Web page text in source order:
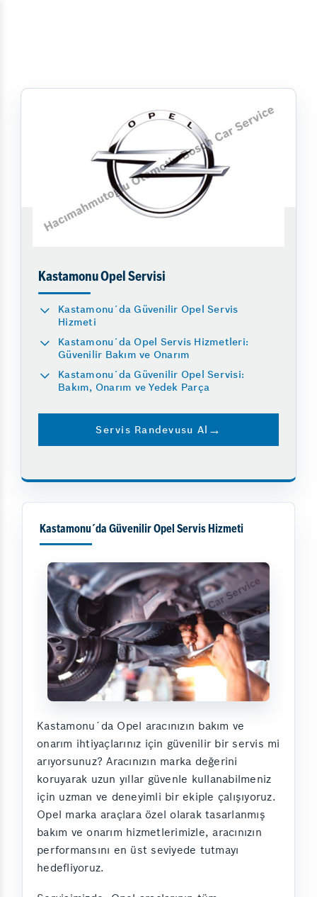
Kastamonu Opel Servisi
Kastamonu´da Güvenilir Opel Servis
Hizmeti
Kastamonu´da Opel Servis Hizmetleri:
Güvenilir Bakım ve Onarım
Kastamonu´da Güvenilir Opel Servisi:
Bakım, Onarım ve Yedek Parça
Servis Randevusu Al
Kastamonu´da Güvenilir Opel Servis Hizmeti
Kastamonu´da Opel aracınızın bakım ve
onarım ihtiyaçlarınız için güvenilir bir servis mi
arıyorsunuz? Aracınızın marka değerini
koruyarak uzun yıllar güvenle kullanabilmeniz
için uzman ve deneyimli bir ekiple çalışıyoruz.
Opel marka araçlara özel olarak tasarlanmış
bakım ve onarım hizmetlerimizle, aracınızın
performansını en üst seviyede tutmayı
hedefliyoruz.